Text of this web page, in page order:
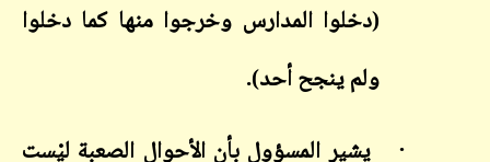
(دخلوا المدارس وخرجوا منها كما دخلوا
ولم ينجح أحد).
·
يشير المسؤول بأن الأحوال الصعبة ليْست